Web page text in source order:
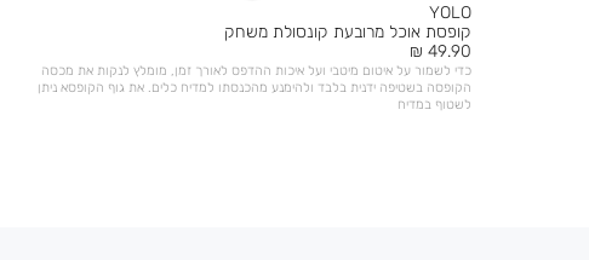
YOLO
קופסת אוכל מרובעת קונסולת משחק
מחיר
מוצר
49.90 ₪
כדי לשמור על איטום מיטבי ועל איכות ההדפס לאורך זמן, מומלץ לנקות את מכסה
הקופסה בשטיפה ידנית בלבד ולהימנע מהכנסתו למדיח כלים. את גוף הקופסא ניתן
לשטוף במדיח